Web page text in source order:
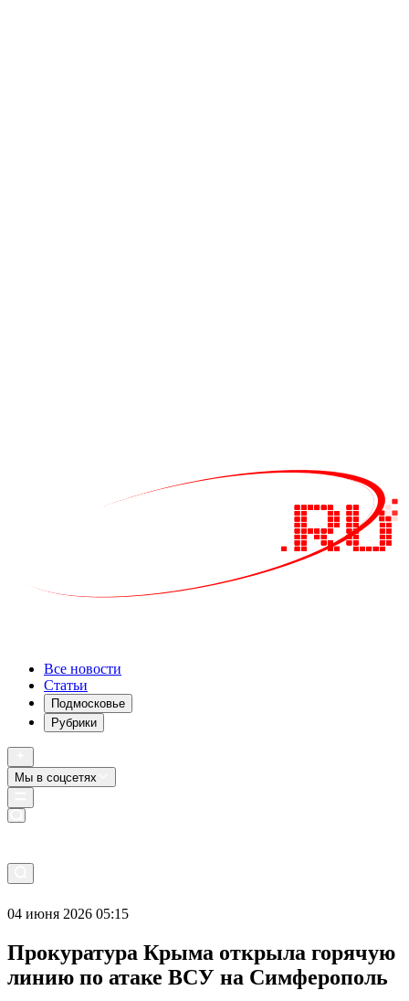
Все новости
Статьи
Подмосковье
Рубрики
Мы в соцсетях
04 июня 2026 05:15
Прокуратура Крыма открыла горячую
линию по атаке ВСУ на Симферополь